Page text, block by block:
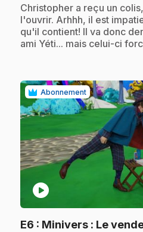
.Christopher a reçu un
l'ouvrir. Arhhh, il est
qu'il contient! Il va donc
ami Yéti... mais celui-ci
Abonnement
play_circle
E6 : Minivers : Le